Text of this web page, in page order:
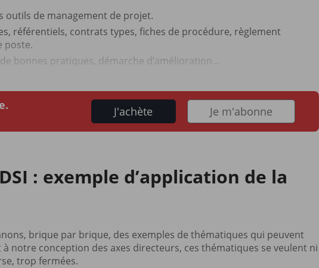
outils de management de projet.
référentiels, contrats types, fiches de procédure, règlement
poste.
bonnes pratiques, démarche d’amélioration...
J'achète Je m'abonne
: exemple d’application de la
brique par brique, des exemples de thématiques qui peuvent
notre conception des axes directeurs, ces thématiques se veulent ni
trop fermées.